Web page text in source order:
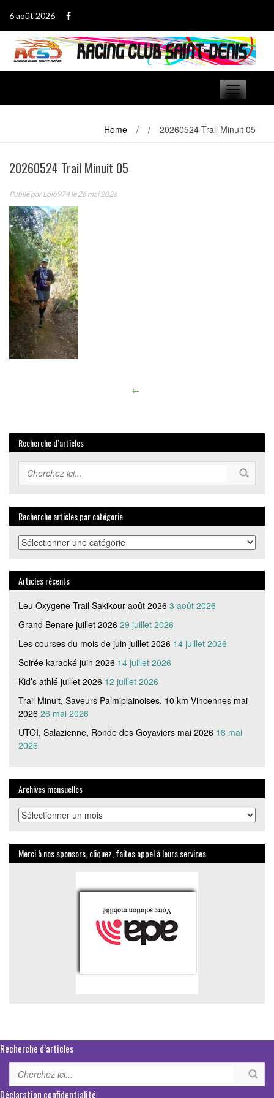
au
contenu
6 août 2026
Basculer
navigation
Home / / 20260524 Trail Minuit 05
20260524 Trail Minuit 05
Publié parLolo974 le 26 mai 2026
←
Recherche d’articles
Recherche articles par catégorie
Recherche
articles
catégorie
Articles récents
Leu Oxygene Trail Sakikour août 2026 3 août 2026
Grand Benare juillet 2026 29 juillet 2026
Les courses du mois de juin juillet 2026 14 juillet 2026
Soirée karaoké juin 2026 14 juillet 2026
Kid’s athlé juillet 2026 12 juillet 2026
Trail Minuit, Saveurs Palmiplainoises, 10 km Vincennes mai
2026 26 mai 2026
UTOI, Salazienne, Ronde des Goyaviers mai 2026 18 mai
2026
Archives mensuelles
Archives
mensuelles
Merci à nos sponsors, cliquez, faites appel à leurs services
Recherche d’articles
Déclaration confidentialité